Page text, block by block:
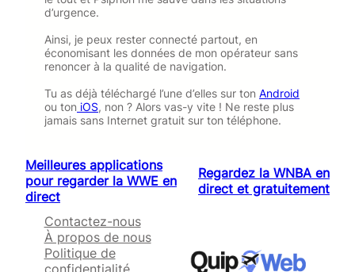
d’urgence.
Ainsi, je peux rester connecté partout, en
économisant les données de mon opérateur sans
renoncer à la qualité de navigation.
Tu as déjà téléchargé l’une d’elles sur ton Android
ou ton iOS, non ? Alors vas-y vite ! Ne reste plus
jamais sans Internet gratuit sur ton téléphone.
Meilleures applications
pour regarder la WWE en
direct
Regardez la WNBA en
direct et gratuitement
Contactez-nous
À propos de nous
Politique de
confidentialité